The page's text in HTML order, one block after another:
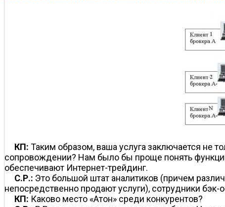
КП: Таким образом, ваша услуга заключается не
сопровождении? Нам было бы проще понять
обеспечивают Интернет-трейдинг.
С.Р.: Это большой штат аналитиков (причем
непосредственно продают услуги), сотрудники
КП: Каково место «Атон» среди конкурентов?